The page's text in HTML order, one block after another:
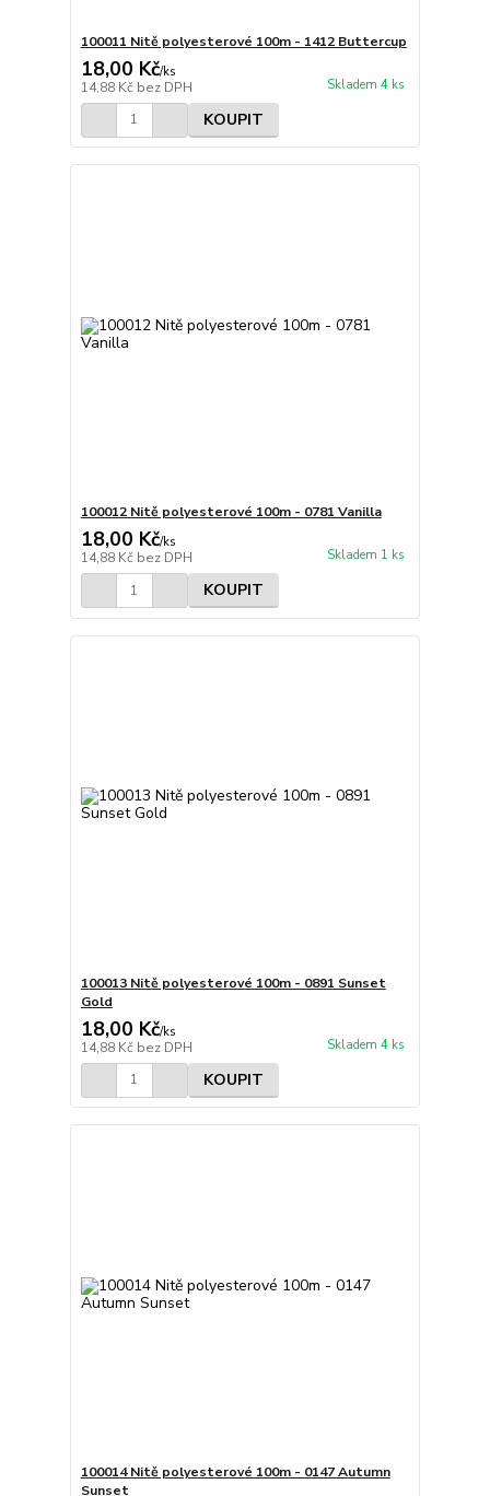
100011 Nitě polyesterové 100m - 1412 Buttercup
18,00 Kč/ks
14,88 Kč bez DPH Skladem 4 ks
KOUPIT
100012 Nitě polyesterové 100m - 0781 Vanilla
18,00 Kč/ks
14,88 Kč bez DPH Skladem 1 ks
KOUPIT
100013 Nitě polyesterové 100m - 0891 Sunset
Gold
18,00 Kč/ks
14,88 Kč bez DPH Skladem 4 ks
KOUPIT
100014 Nitě polyesterové 100m - 0147 Autumn
Sunset